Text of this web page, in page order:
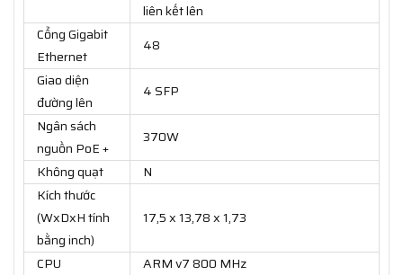
liên kết lên
Cổng Gigabit
Ethernet
48
Giao diện
đường lên
4 SFP
Ngân sách
nguồn PoE +
370W
Không quạt
N
Kích thước
(WxDxH tính
bằng inch)
17,5 x 13,78 x 1,73
CPU
ARM v7 800 MHz